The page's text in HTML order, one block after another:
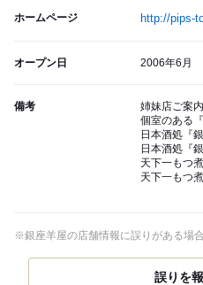
ホームページ http://pips-
オープン日 2006年6月
備考
姉妹店ご案内
個室のある
日本酒処『
日本酒処『
天下一もつ
天下一もつ
※銀座羊屋の店舗情報に誤りがある場
誤りを